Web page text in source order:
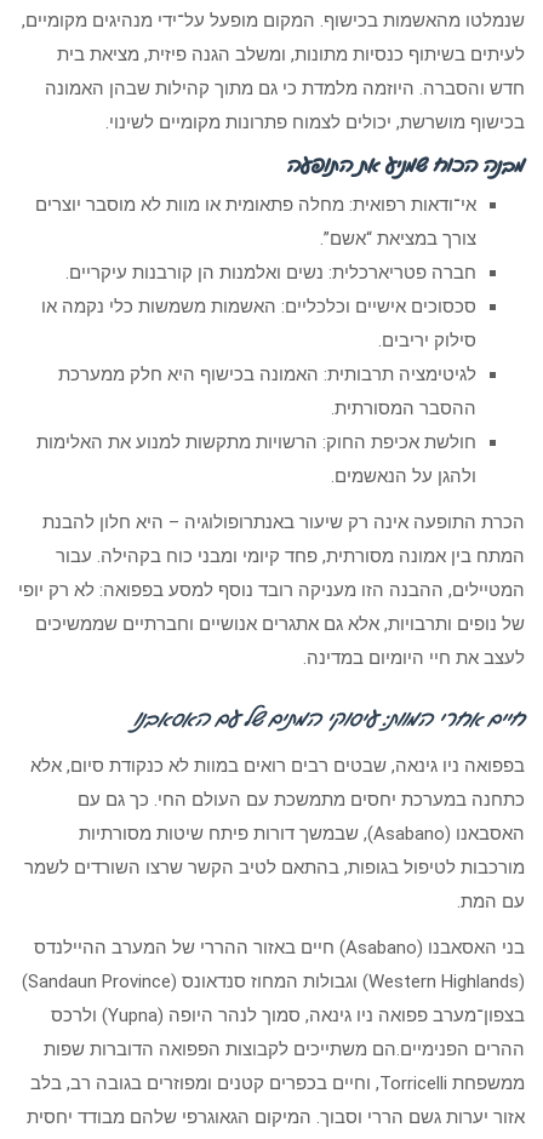
שנמלטו מהאשמות בכישוף. המקום מופעל על־ידי מנהיגים מקומיים,
לעיתים בשיתוף כנסיות מתונות, ומשלב הגנה פיזית, מציאת בית
חדש והסברה. היוזמה מלמדת כי גם מתוך קהילות שבהן האמונה
בכישוף מושרשת, יכולים לצמוח פתרונות מקומיים לשינוי.
מבנה הכוח שמניע את התופעה
אי־ודאות רפואית: מחלה פתאומית או מוות לא מוסבר יוצרים
צורך במציאת “אשם”.
חברה פטריארכלית: נשים ואלמנות הן קורבנות עיקריים.
סכסוכים אישיים וכלכליים: האשמות משמשות כלי נקמה או
סילוק יריבים.
לגיטימציה תרבותית: האמונה בכישוף היא חלק ממערכת
ההסבר המסורתית.
חולשת אכיפת החוק: הרשויות מתקשות למנוע את האלימות
ולהגן על הנאשמים.
הכרת התופעה אינה רק שיעור באנתרופולוגיה – היא חלון להבנת
המתח בין אמונה מסורתית, פחד קיומי ומבני כוח בקהילה. עבור
המטיילים, ההבנה הזו מעניקה רובד נוסף למסע בפפואה: לא רק יופי
של נופים ותרבויות, אלא גם אתגרים אנושיים וחברתיים שממשיכים
לעצב את חיי היומיום במדינה.
חיים אחרי המוות: עיסוקי המתים של עם האסאבנו
בפפואה ניו גינאה, שבטים רבים רואים במוות לא כנקודת סיום, אלא
כתחנה במערכת יחסים מתמשכת עם העולם החי. כך גם עם
האסבאנו (Asabano), שבמשך דורות פיתח שיטות מסורתיות
מורכבות לטיפול בגופות, בהתאם לטיב הקשר שרצו השורדים לשמר
עם המת.
בני האסאבנו (Asabano) חיים באזור ההררי של המערב ההיילנדס
(Western Highlands) וגבולות המחוז סנדאונס (Sandaun Province)
בצפון־מערב פפואה ניו גינאה, סמוך לנהר היופה (Yupna) ולרכס
ההרים הפנימיים.הם משתייכים לקבוצות הפפואה הדוברות שפות
ממשפחת Torricelli, וחיים בכפרים קטנים ומפוזרים בגובה רב, בלב
אזור יערות גשם הררי וסבוך. המיקום הגאוגרפי שלהם מבודד יחסית